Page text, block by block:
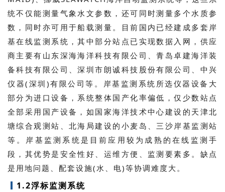
统不仅能测量气象水文参数，还可同时测量多个水质参
数，同时亦可用于船载测量。目前国内已经建成多套岸
基在线监测系统，其中部分站点已实现数据入网，供应
商主要有山东深海海洋科技有限公司、青岛卓建海洋装
备科技有限公司、深圳市朗诚科技股份有限公司、中兴
仪器(深圳)有限公司等。岸基监测系统所选仪器设备大
部分为进口设备，系统整体国产化率偏低，仅少数站点
全部采用国产设备，如国家海洋技术中心建设的天津北
塘综合观测站、北海局建设的小麦岛、三沙岸基监测站
等。岸基监测系统是目前应用较为成熟的在线监测手
段，其优势是安全性好、运维方便、监测要素多。缺点
是用地问题、配套设施(水、电)等协调难度大。
1.2浮标监测系统